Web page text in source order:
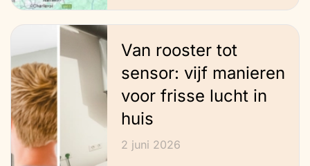
Van rooster tot
sensor: vijf manieren
voor frisse lucht in
huis
2 juni 2026